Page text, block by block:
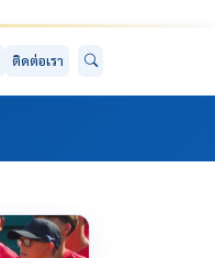
ติดต่อเรา